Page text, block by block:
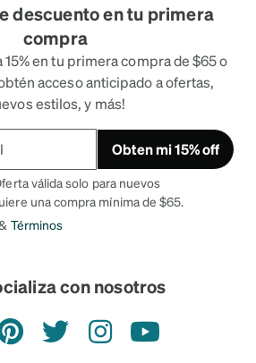
descuento en tu primera
compra
en tu primera compra de $65 o
acceso anticipado a ofertas,
estilos, y más!
Obten mi 15% off
válida solo para nuevos
una compra mínima de $65.
Términos
con nosotros
PinterestTwitterInstagramYouTube